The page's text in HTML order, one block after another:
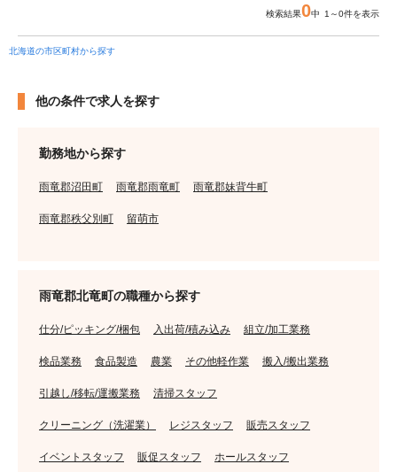
検索結果0中 1～0件を表示
北海道の市区町村から探す
他の条件で求人を探す
勤務地から探す
雨竜郡沼田町 雨竜郡雨竜町 雨竜郡妹背牛町
雨竜郡秩父別町 留萌市
雨竜郡北竜町の職種から探す
仕分/ピッキング/梱包 入出荷/積み込み 組立/加工業務
検品業務 食品製造 農業 その他軽作業 搬入/搬出業務
引越し/移転/運搬業務 清掃スタッフ
クリーニング（洗濯業） レジスタッフ 販売スタッフ
イベントスタッフ 販促スタッフ ホールスタッフ